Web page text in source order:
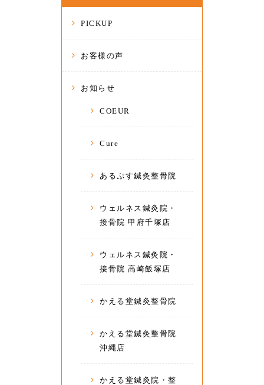
PICKUP
お客様の声
お知らせ
COEUR
Cure
あるぷす鍼灸整骨院
ウェルネス鍼灸院・
接骨院 甲府千塚店
ウェルネス鍼灸院・
接骨院 高崎飯塚店
かえる堂鍼灸整骨院
かえる堂鍼灸整骨院
沖縄店
かえる堂鍼灸院・整